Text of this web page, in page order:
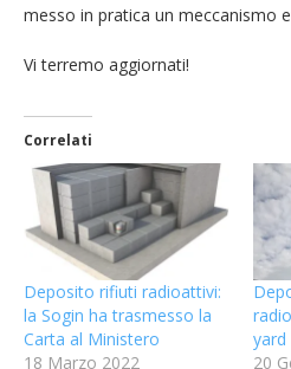
messo in pratica un meccanismo
Vi terremo aggiornati!
Correlati
Deposito rifiuti radioattivi:
la Sogin ha trasmesso la
Carta al Ministero
18 Marzo 2022
yard
20